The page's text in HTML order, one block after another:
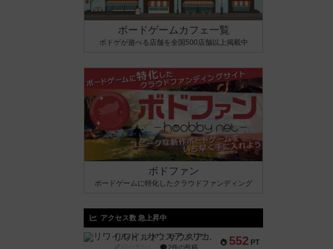
ボードゲームカフェ一覧
ボドゲが遊べる店舗を全国500店舗以上掲載中
ボドファン
ボードゲームに特化したクラウドファンディング
アクセス数 急上昇中
552 PT
リワイルド：サウスアメリカ
2件の投稿